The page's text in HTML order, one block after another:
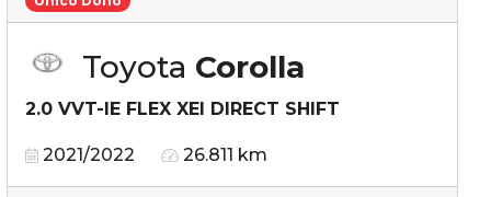
Toyota Corolla
2.0 VVT-IE FLEX XEI DIRECT SHIFT
2021/2022 26.811 km